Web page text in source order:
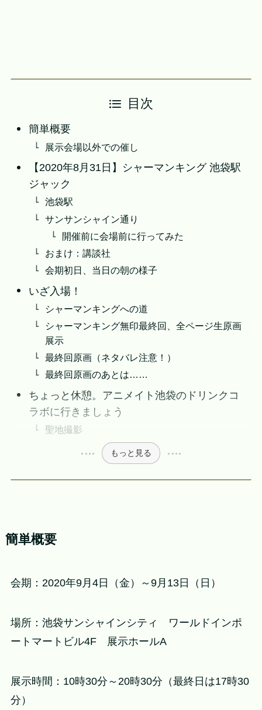
目次
簡単概要
展示会場以外での催し
【2020年8月31日】シャーマンキング 池袋駅
ジャック
池袋駅
サンサンシャイン通り
開催前に会場前に行ってみた
おまけ：講談社
会期初日、当日の朝の様子
いざ入場！
シャーマンキングへの道
シャーマンキング無印最終回、全ページ生原画
展示
最終回原画（ネタバレ注意！）
最終回原画のあとは……
ちょっと休憩。アニメイト池袋のドリンクコ
ラボに行きましょう
聖地撮影
もっと見る
簡単概要
会期：2020年9月4日（金）～9月13日（日）
場所：池袋サンシャインシティ ワールドインポ
ートマートビル4F 展示ホールA
展示時間：10時30分～20時30分（最終日は17時30
分）